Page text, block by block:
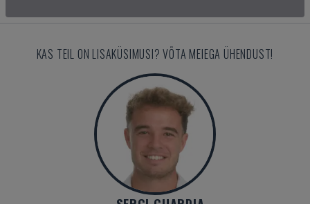
KAS TEIL ON LISAKÜSIMUSI? VÕTA MEIEGA ÜHENDUST!